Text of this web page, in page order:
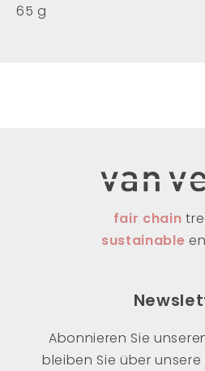
65 g
fair chain
sustainable
Abonnieren Sie
bleiben Sie über